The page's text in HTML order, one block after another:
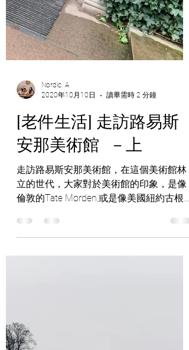
Nordic. A
[老件生活] 走訪路易斯
安那美術館 －上
走訪路易斯安那美術館，在這個美術館林
立的世代，大家對於美術館的印象，是像
美術館一般，藝術品沿著展示台，座落在
禁止進入的標線後頭？ 哥本哈根以北的路